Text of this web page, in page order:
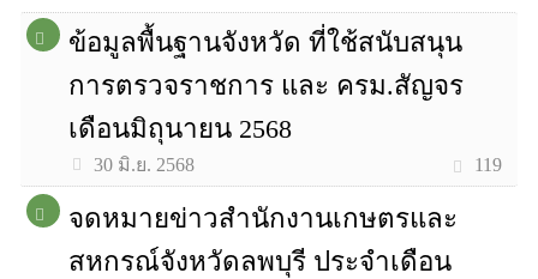
ข้อมูลพื้นฐานจังหวัด ที่ใช้สนับสนุน
การตรวจราชการ และ ครม.สัญจร
เดือนมิถุนายน 2568
30 มิ.ย. 2568 119
จดหมายข่าวสำนักงานเกษตรและ
สหกรณ์จังหวัดลพบุรี ประจำเดือน